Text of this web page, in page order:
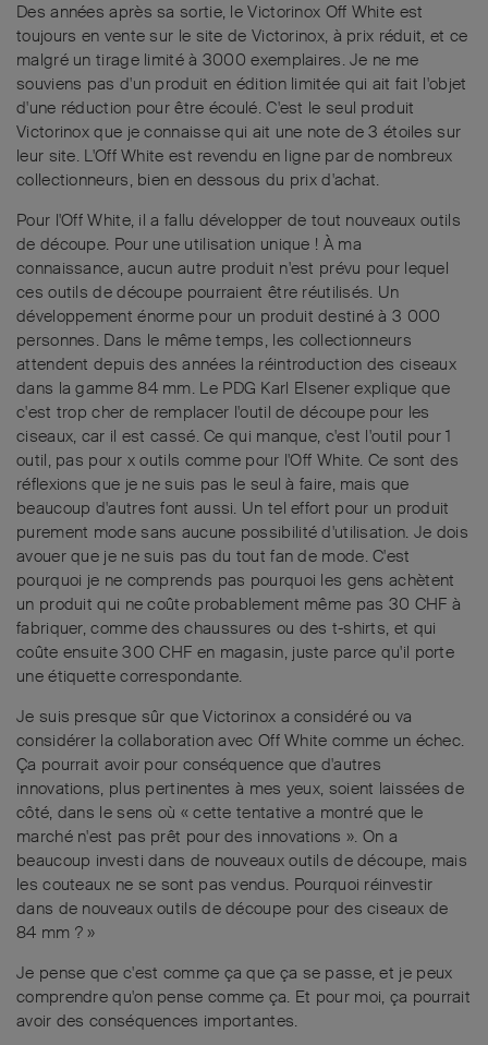
Des années après sa sortie, le Victorinox Off White est
toujours en vente sur le site de Victorinox, à prix réduit, et ce
malgré un tirage limité à 3000 exemplaires. Je ne me
souviens pas d'un produit en édition limitée qui ait fait l'objet
d'une réduction pour être écoulé. C'est le seul produit
Victorinox que je connaisse qui ait une note de 3 étoiles sur
leur site. L'Off White est revendu en ligne par de nombreux
collectionneurs, bien en dessous du prix d'achat.
Pour l'Off White, il a fallu développer de tout nouveaux outils
de découpe. Pour une utilisation unique ! À ma
connaissance, aucun autre produit n'est prévu pour lequel
ces outils de découpe pourraient être réutilisés. Un
développement énorme pour un produit destiné à 3 000
personnes. Dans le même temps, les collectionneurs
attendent depuis des années la réintroduction des ciseaux
dans la gamme 84 mm. Le PDG Karl Elsener explique que
c'est trop cher de remplacer l'outil de découpe pour les
ciseaux, car il est cassé. Ce qui manque, c'est l'outil pour 1
outil, pas pour x outils comme pour l'Off White. Ce sont des
réflexions que je ne suis pas le seul à faire, mais que
beaucoup d'autres font aussi. Un tel effort pour un produit
purement mode sans aucune possibilité d'utilisation. Je dois
avouer que je ne suis pas du tout fan de mode. C'est
pourquoi je ne comprends pas pourquoi les gens achètent
un produit qui ne coûte probablement même pas 30 CHF à
fabriquer, comme des chaussures ou des t-shirts, et qui
coûte ensuite 300 CHF en magasin, juste parce qu'il porte
une étiquette correspondante.
Je suis presque sûr que Victorinox a considéré ou va
considérer la collaboration avec Off White comme un échec.
Ça pourrait avoir pour conséquence que d'autres
innovations, plus pertinentes à mes yeux, soient laissées de
côté, dans le sens où « cette tentative a montré que le
marché n'est pas prêt pour des innovations ». On a
beaucoup investi dans de nouveaux outils de découpe, mais
les couteaux ne se sont pas vendus. Pourquoi réinvestir
dans de nouveaux outils de découpe pour des ciseaux de
84 mm ? »
Je pense que c'est comme ça que ça se passe, et je peux
comprendre qu'on pense comme ça. Et pour moi, ça pourrait
avoir des conséquences importantes.